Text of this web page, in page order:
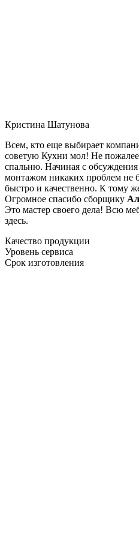
Кристина Шатунова
Всем, кто еще выбирает
советую Кухни мол! Не
спальню. Начиная с обсуждения
монтажом никаких проблем не
быстро и качественно. К тому
Огромное спасибо сборщику
Это мастер своего дела! Всю
здесь.
Качество продукции
Уровень сервиса
Срок изготовления